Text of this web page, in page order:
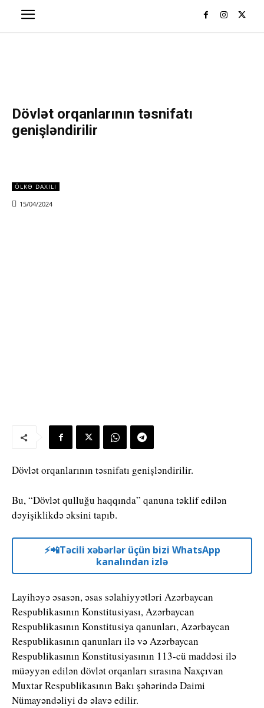
Dövlət orqanlarının təsnifatı
genişləndirilir
ÖLKƏ DAXILI
15/04/2024
Dövlət orqanlarının təsnifatı genişləndirilir.
Bu, “Dövlət qulluğu haqqında” qanuna təklif edilən
dəyişiklikdə əksini tapıb.
⚡️📲Təcili xəbərlər üçün bizi WhatsApp
kanalından izlə
Layihəyə əsasən, əsas səlahiyyətləri Azərbaycan
Respublikasının Konstitusiyası, Azərbaycan
Respublikasının Konstitusiya qanunları, Azərbaycan
Respublikasının qanunları ilə və Azərbaycan
Respublikasının Konstitusiyasının 113-cü maddəsi ilə
müəyyən edilən dövlət orqanları sırasına Naxçıvan
Muxtar Respublikasının Bakı şəhərində Daimi
Nümayəndəliyi də əlavə edilir.